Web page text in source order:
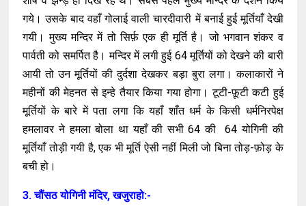
गये। उसके बाद वहाँ गोलाई वाली चारदीवारी में बनाई हुई मूर्तियाँ देखी
गयी। मुख्य मन्दिर में तो सिर्फ़ एक ही मूर्ति है। जो भगवान शंकर व
पार्वती को समर्पित है। मन्दिर में लगी हुई 64 मूर्तियों को देखने की बारी
आयी तो उन मूर्तियों की दुर्दशा देखकर बड़ा बुरा लगा। कलाकारों ने
महीनों की मेहनत से इन्हे तैयार किया गया होगा। टूटी-फ़ूटी कटी हुई
मूर्तियों के बारे में पता लगा कि यहाँ शाँत धर्म के किसी धर्मनिरपेक्ष
हमलावर ने हमला बोला था यहाँ की सभी 64 की 64 योगिनी की
मूर्तियाँ तोड़ी गयी है, एक भी मूर्ति ऐसी नहीं मिली जो बिना तोड़-फ़ोड़ के
बची हो।
3. चौंसठ योगिनी मंदिर, खजुराहो:-